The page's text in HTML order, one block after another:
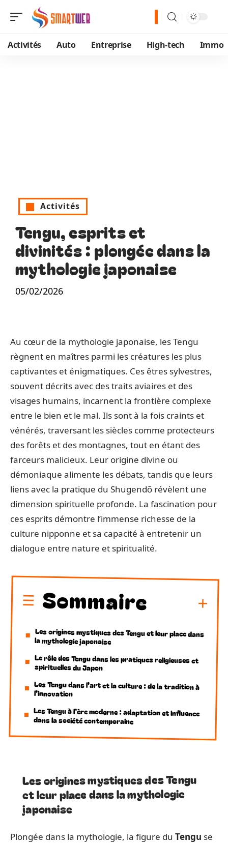
Activités Auto Entreprise High-tech Immo
Activités
Tengu, esprits et
divinités : plongée dans la
mythologie japonaise
05/02/2026
Au cœur de la mythologie japonaise, les Tengu
règnent en maîtres parmi les créatures les plus
captivantes et énigmatiques. Ces êtres sylvestres,
souvent décrits avec des traits aviaires et des
visages humains, incarnent la frontière complexe
entre le bien et le mal. Ils sont à la fois craints et
vénérés, traversant les siècles comme protecteurs
des forêts et des montagnes, tout en étant des
farceurs malicieux. Leur origine divine ou
démoniaque alimente les débats, tandis que leurs
liens avec la pratique du Shugendō révèlent une
dimension spirituelle profonde. La fascination pour
ces esprits démontre l’immense richesse de la
culture nipponne et sa capacité à entretenir un
dialogue entre nature et spiritualité.
Sommaire
Les origines mystiques des Tengu et leur place dans
la mythologie japonaise
Le rôle des Tengu dans les pratiques religieuses et
spirituelles du Japon
Les Tengu dans l’art et la culture : de la tradition à
l’innovation
Les Tengu à l’ère moderne : adaptation et influence
dans la société contemporaine
Les origines mystiques des Tengu
et leur place dans la mythologie
japonaise
Plongée dans la mythologie, la figure du Tengu se